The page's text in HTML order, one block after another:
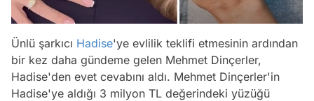
Ünlü şarkıcı Hadise'ye evlilik teklifi etmesinin ardından
bir kez daha gündeme gelen Mehmet Dinçerler,
Hadise'den evet cevabını aldı. Mehmet Dinçerler'in
Hadise'ye aldığı 3 milyon TL değerindeki yüzüğü